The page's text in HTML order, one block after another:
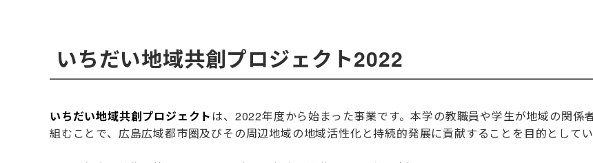
いちだい地域共創プロジェクト2022
いちだい地域共創プロジェクトは、2022年度から始まった事業です。本学の教職員や学生が地域の関係
組むことで、広島広域都市圏及びその周辺地域の地域活性化と持続的発展に貢献することを目的としてい